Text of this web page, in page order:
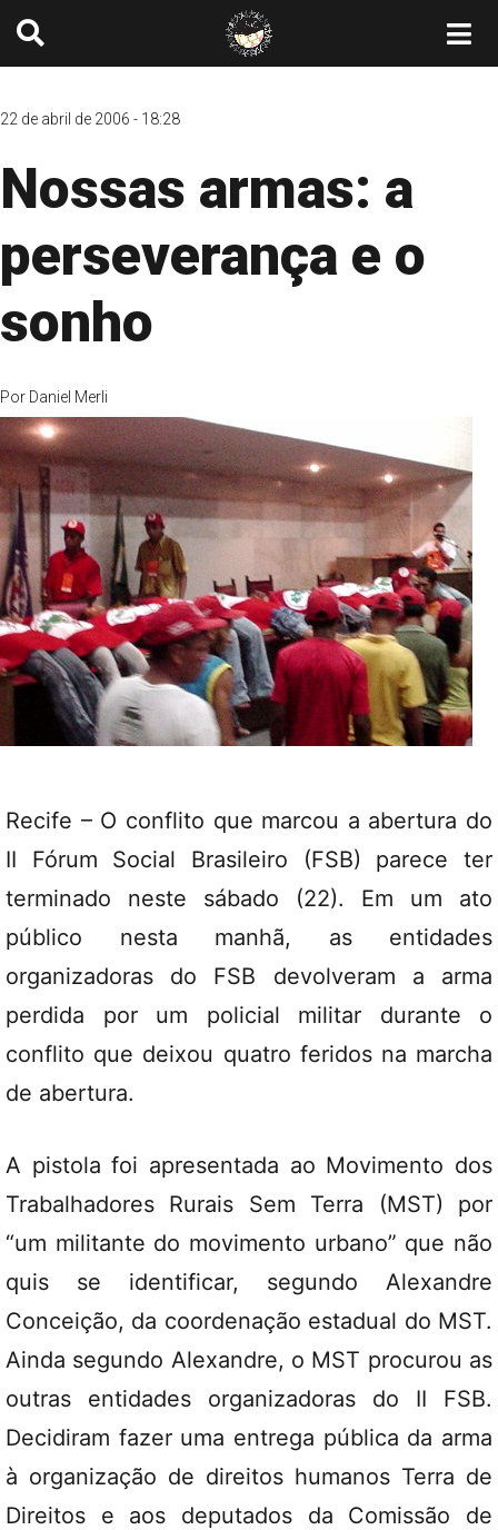
22 de abril de 2006 - 18:28
Nossas armas: a
perseverança e o
sonho
Por Daniel Merli
Recife – O conflito que marcou a abertura do
II Fórum Social Brasileiro (FSB) parece ter
terminado neste sábado (22). Em um ato
público nesta manhã, as entidades
organizadoras do FSB devolveram a arma
perdida por um policial militar durante o
conflito que deixou quatro feridos na marcha
de abertura.
A pistola foi apresentada ao Movimento dos
Trabalhadores Rurais Sem Terra (MST) por
“um militante do movimento urbano” que não
quis se identificar, segundo Alexandre
Conceição, da coordenação estadual do MST.
Ainda segundo Alexandre, o MST procurou as
outras entidades organizadoras do II FSB.
Decidiram fazer uma entrega pública da arma
à organização de direitos humanos Terra de
Direitos e aos deputados da Comissão de